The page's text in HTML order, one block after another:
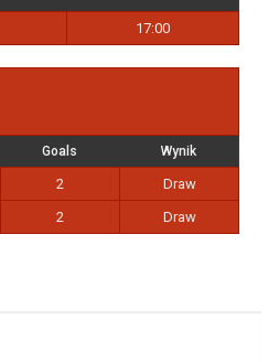
17:00
Goals Wynik
2
Draw
2 Draw